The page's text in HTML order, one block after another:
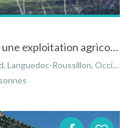
Mas dans les Cévennes dans une exploitation agricole à Saint-Paul-la-Coste dans le Gard
Roussillon, Occitanie, France